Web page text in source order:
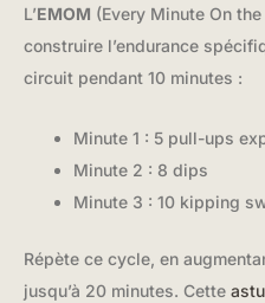
L’EMOM (Every Minute On
construire l’endurance
circuit pendant 10 minutes :
Minute 1 : 5 pull-ups
Minute 2 : 8 dips
Minute 3 : 10 kipping
Répète ce cycle, en
jusqu’à 20 minutes. Cette